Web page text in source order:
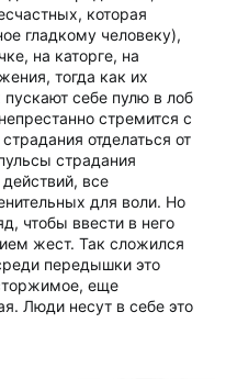
которая
гладкому человеку),
на каторге, на
тогда как их
себе пулю в лоб
стремится с
отделаться от
страдания
все
для воли. Но
чтобы ввести в него
жест. Так сложился
передышки это
еще
Люди несут в себе это